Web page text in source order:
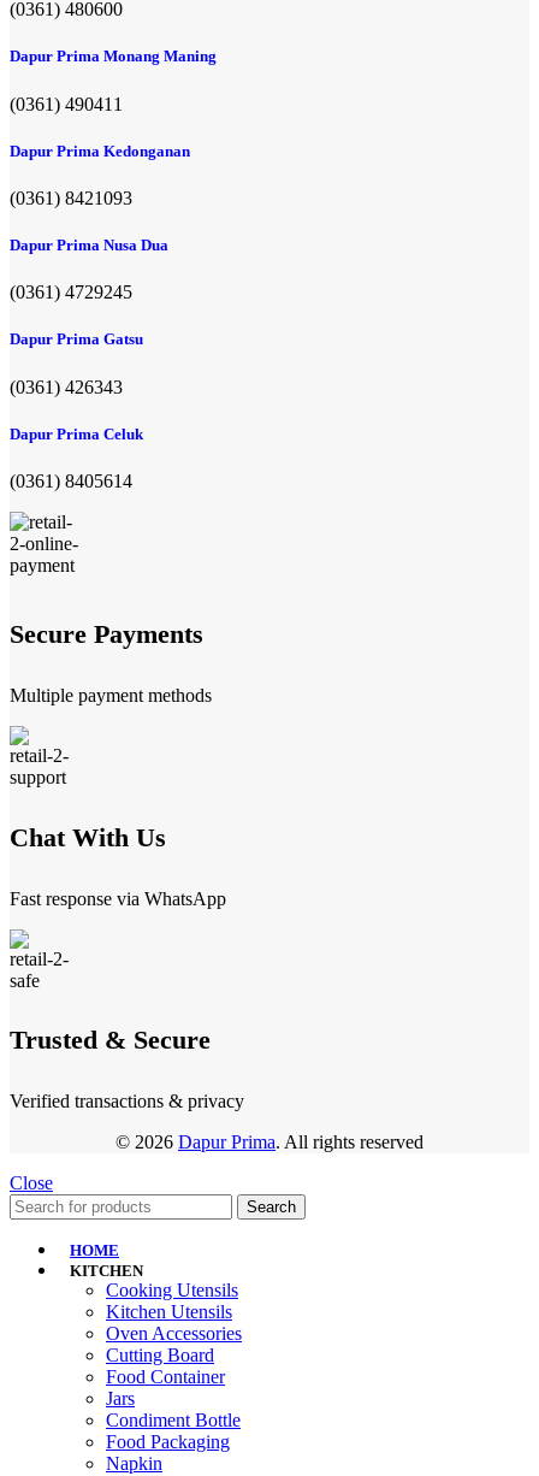
(0361) 480600
Dapur Prima Monang Maning
(0361) 490411​
Dapur Prima Kedonganan
(0361) 8421093
Dapur Prima Nusa Dua
(0361) 4729245
Dapur Prima Gatsu
(0361) 426343
Dapur Prima Celuk
(0361) 8405614
Secure Payments
Multiple payment methods
Chat With Us
Fast response via WhatsApp
Trusted & Secure
Verified transactions & privacy
© 2026 Dapur Prima. All rights reserved
Close
Search
HOME
KITCHEN
Cooking Utensils
Kitchen Utensils
Oven Accessories
Cutting Board
Food Container
Jars
Condiment Bottle
Food Packaging
Napkin